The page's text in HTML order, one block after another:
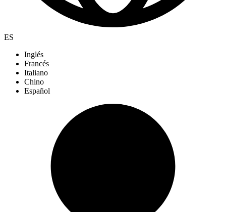
ES
Inglés
Francés
Italiano
Chino
Español